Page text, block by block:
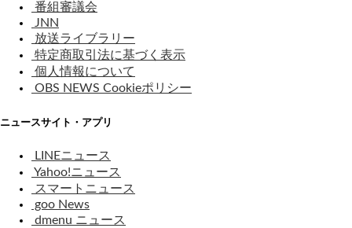
番組審議会
JNN
放送ライブラリー
特定商取引法に基づく表示
個人情報について
OBS NEWS Cookieポリシー
ニュースサイト・アプリ
LINEニュース
Yahoo!ニュース
スマートニュース
goo News
dmenu ニュース